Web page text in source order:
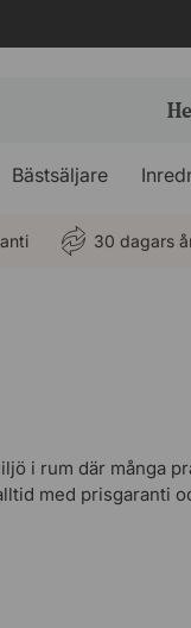
Bästsäljare
30 dagars
i rum där många
med prisgaranti